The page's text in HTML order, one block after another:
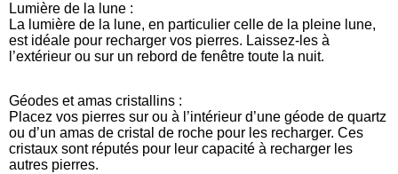
Lumière de la lune :
La lumière de la lune, en particulier celle de la pleine lune,
est idéale pour recharger vos pierres. Laissez-les à
l’extérieur ou sur un rebord de fenêtre toute la nuit.
Géodes et amas cristallins :
Placez vos pierres sur ou à l’intérieur d’une géode de quartz
ou d’un amas de cristal de roche pour les recharger. Ces
cristaux sont réputés pour leur capacité à recharger les
autres pierres.